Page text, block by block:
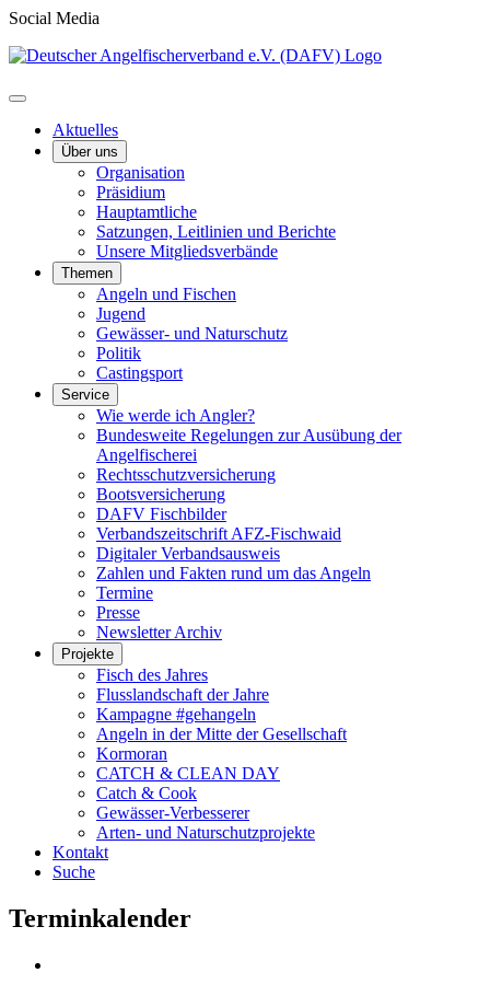
Social Media
Aktuelles
Über uns
Organisation
Präsidium
Hauptamtliche
Satzungen, Leitlinien und Berichte
Unsere Mitgliedsverbände
Themen
Angeln und Fischen
Jugend
Gewässer- und Naturschutz
Politik
Castingsport
Service
Wie werde ich Angler?
Bundesweite Regelungen zur Ausübung der
Angelfischerei
Rechtsschutzversicherung
Bootsversicherung
DAFV Fischbilder
Verbandszeitschrift AFZ-Fischwaid
Digitaler Verbandsausweis
Zahlen und Fakten rund um das Angeln
Termine
Presse
Newsletter Archiv
Projekte
Fisch des Jahres
Flusslandschaft der Jahre
Kampagne #gehangeln
Angeln in der Mitte der Gesellschaft
Kormoran
CATCH & CLEAN DAY
Catch & Cook
Gewässer-Verbesserer
Arten- und Naturschutzprojekte
Kontakt
Suche
Terminkalender